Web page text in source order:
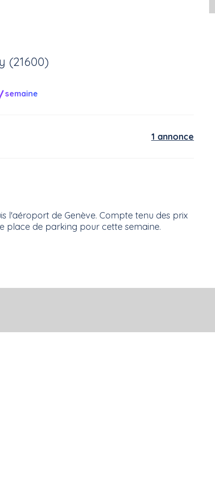
(21600)
semaine
1 annonce
l'aéroport de Genève. Compte tenu des prix
place de parking pour cette semaine.